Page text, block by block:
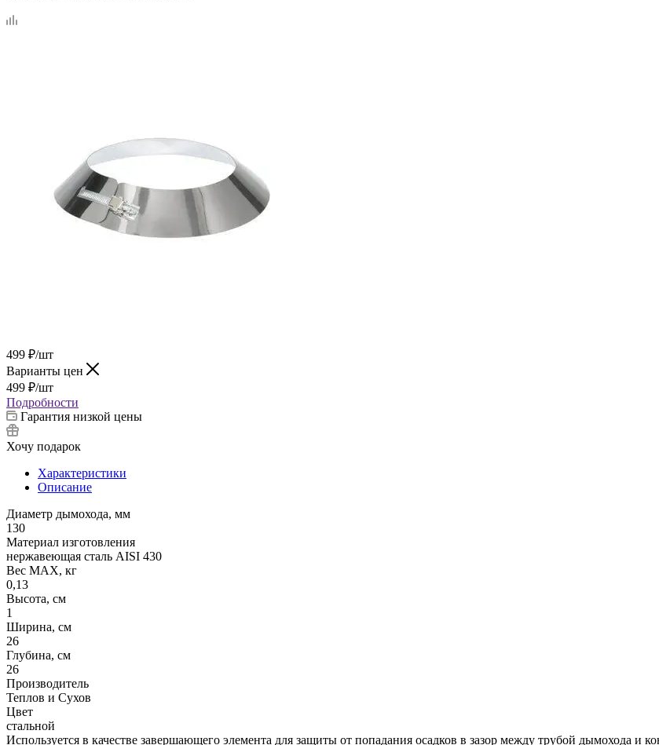
499 ₽/шт
Варианты цен
499 ₽/шт
Подробности
Гарантия низкой цены
Хочу подарок
Характеристики
Описание
Диаметр дымохода, мм
130
Материал изготовления
нержавеющая сталь AISI 430
Вес МАХ, кг
0,13
Высота, см
1
Ширина, см
26
Глубина, см
26
Производитель
Теплов и Сухов
Цвет
стальной
Используется в качестве завершающего элемента для защиты от попадания осадков в зазор между трубой дымохода и